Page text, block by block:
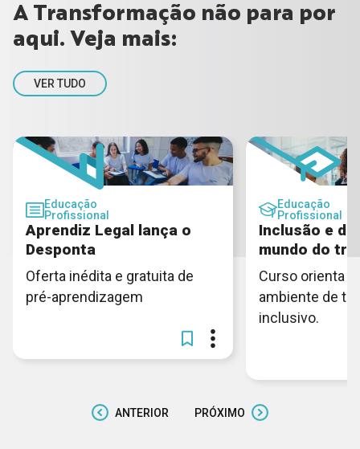
A Transformação não para por
aqui. Veja mais:
VER TUDO
Educação
Profissional
Aprendiz Legal lança o
Desponta
Oferta inédita e gratuita de
pré-aprendizagem
Educação
Profissional
Inclusão e
mundo do
Curso orienta
ambiente de
inclusivo.
ANTERIOR PRÓXIMO